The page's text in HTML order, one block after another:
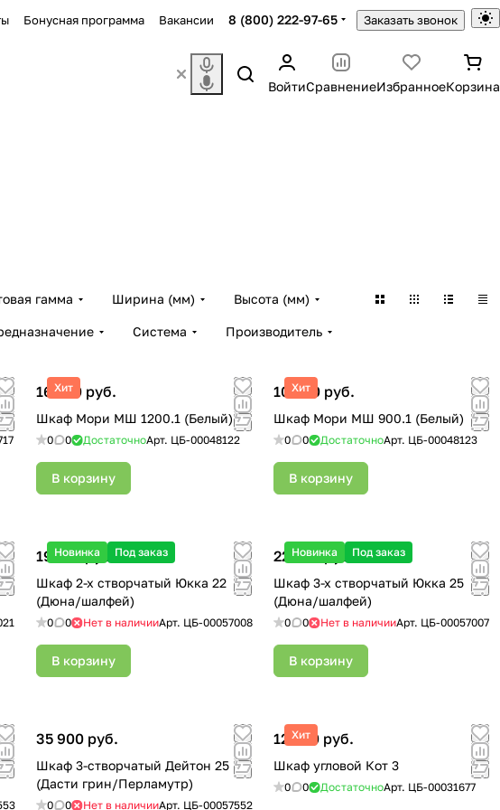
Бонусная программа Вакансии 8 (800) 222-97-65 Заказать звонок
ВойтиСравнениеИзбранноеКорзина
гамма Ширина (мм) Высота (мм)
Система Производитель
Хит
16 500 руб.
Шкаф Мори МШ 1200.1 (Белый)
0 0 ДостаточноАрт. ЦБ-00048122
В корзину
Хит
10 800 руб.
Шкаф Мори МШ 900.1 (Белый)
0 0 ДостаточноАрт. ЦБ-00048123
В корзину
Новинка Под заказ
19 100 руб.
Шкаф 2-х створчатый Юкка 22
(Дюна/шалфей)
0 0 Нет в наличииАрт. ЦБ-00057008
В корзину
Новинка Под заказ
22 900 руб.
Шкаф 3-х створчатый Юкка 25
(Дюна/шалфей)
0 0 Нет в наличииАрт. ЦБ-00057007
В корзину
35 900 руб.
Шкаф 3-створчатый Дейтон 25
(Дасти грин/Перламутр)
0 0 Нет в наличииАрт. ЦБ-00057552
Хит
12 300 руб.
Шкаф угловой Кот 3
0 0 ДостаточноАрт. ЦБ-00031677